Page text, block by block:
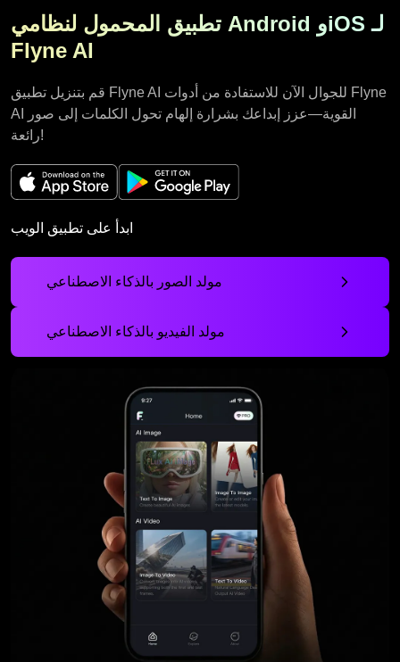
تطبيق المحمول لنظامي Android وiOS لـ
Flyne AI
قم بتنزيل تطبيق Flyne AI للجوال الآن للاستفادة من أدوات Flyne
AI القوية—عزز إبداعك بشرارة إلهام تحول الكلمات إلى صور
رائعة!
ابدأ على تطبيق الويب
مولد الصور بالذكاء الاصطناعي
مولد الفيديو بالذكاء الاصطناعي